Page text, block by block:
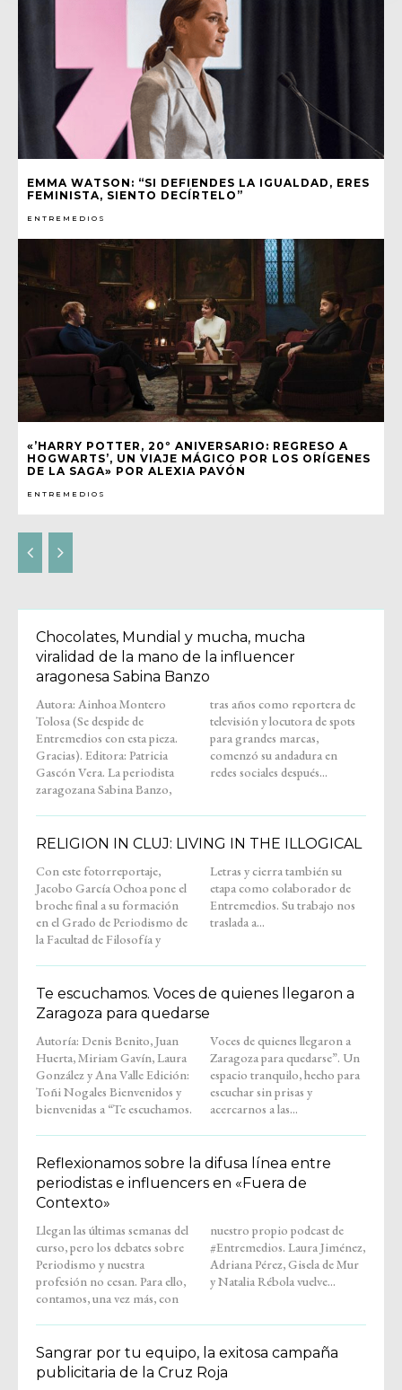
EMMA WATSON: “SI DEFIENDES LA IGUALDAD, ERES
FEMINISTA, SIENTO DECÍRTELO”
ENTREMEDIOS
«’HARRY POTTER, 20º ANIVERSARIO: REGRESO A
HOGWARTS’, UN VIAJE MÁGICO POR LOS ORÍGENES
DE LA SAGA» POR ALEXIA PAVÓN
ENTREMEDIOS
Chocolates, Mundial y mucha, mucha
viralidad de la mano de la influencer
aragonesa Sabina Banzo
Autora: Ainhoa Montero
Tolosa (Se despide de
Entremedios con esta pieza.
Gracias). Editora: Patricia
Gascón Vera. La periodista
zaragozana Sabina Banzo,
tras años como reportera de
televisión y locutora de spots
para grandes marcas,
comenzó su andadura en
redes sociales después...
RELIGION IN CLUJ: LIVING IN THE ILLOGICAL
Con este fotorreportaje,
Jacobo García Ochoa pone el
broche final a su formación
en el Grado de Periodismo de
la Facultad de Filosofía y
Letras y cierra también su
etapa como colaborador de
Entremedios. Su trabajo nos
traslada a...
Te escuchamos. Voces de quienes llegaron a
Zaragoza para quedarse
Autoría: Denis Benito, Juan
Huerta, Miriam Gavín, Laura
González y Ana Valle Edición:
Toñi Nogales Bienvenidos y
bienvenidas a “Te escuchamos.
Voces de quienes llegaron a
Zaragoza para quedarse”. Un
espacio tranquilo, hecho para
escuchar sin prisas y
acercarnos a las...
Reflexionamos sobre la difusa línea entre
periodistas e influencers en «Fuera de
Contexto»
Llegan las últimas semanas del
curso, pero los debates sobre
Periodismo y nuestra
profesión no cesan. Para ello,
contamos, una vez más, con
nuestro propio podcast de
#Entremedios. Laura Jiménez,
Adriana Pérez, Gisela de Mur
y Natalia Rébola vuelve...
Sangrar por tu equipo, la exitosa campaña
publicitaria de la Cruz Roja